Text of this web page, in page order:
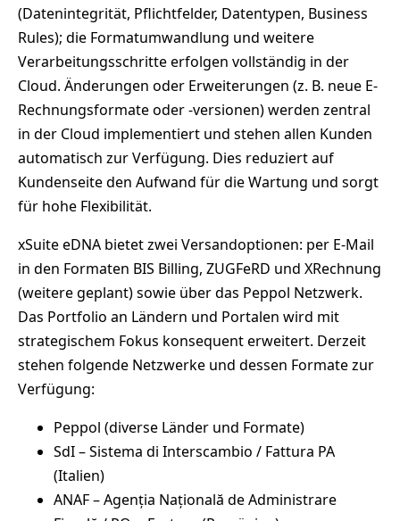
(Datenintegrität, Pflichtfelder, Datentypen, Business
Rules); die Formatumwandlung und weitere
Verarbeitungsschritte erfolgen vollständig in der
Cloud. Änderungen oder Erweiterungen (z. B. neue E-
Rechnungsformate oder -versionen) werden zentral
in der Cloud implementiert und stehen allen Kunden
automatisch zur Verfügung. Dies reduziert auf
Kundenseite den Aufwand für die Wartung und sorgt
für hohe Flexibilität.
xSuite eDNA bietet zwei Versandoptionen: per E-Mail
in den Formaten BIS Billing, ZUGFeRD und XRechnung
(weitere geplant) sowie über das Peppol Netzwerk.
Das Portfolio an Ländern und Portalen wird mit
strategischem Fokus konsequent erweitert. Derzeit
stehen folgende Netzwerke und dessen Formate zur
Verfügung:
Peppol (diverse Länder und Formate)
SdI – Sistema di Interscambio / Fattura PA
(Italien)
ANAF – Agenția Națională de Administrare